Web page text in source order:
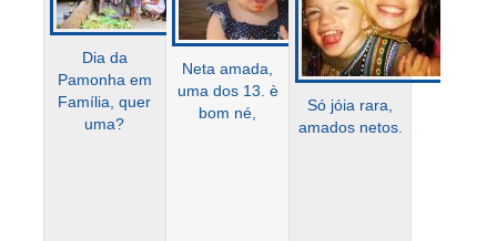
Dia da
Pamonha em
Família, quer
uma?
Neta amada,
uma dos 13. è
bom né,
Só jóia rara,
amados netos.